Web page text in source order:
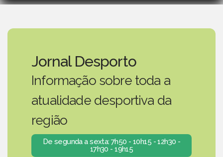
Jornal Desporto
Informação sobre toda a
atualidade desportiva da
região
De segunda a sexta: 7h50 - 10h15 - 12h30 -
17h30 - 19h15